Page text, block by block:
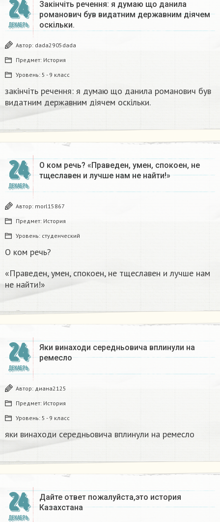
24
ДЕКАБРЬ
Закінчіть речення: я думаю що данила
романович був видатним державним діячем
оскільки.
Автор: dada2905dada
Предмет: История
Уровень: 5 - 9 класс
закінчіть речення: я думаю що данила романович був
видатним державним діячем оскільки.
24
ДЕКАБРЬ
О ком речь? «Праведен, умен, спокоен, не
тщеславен и лучше нам не найти!»
Автор: morl15867
Предмет: История
Уровень: студенческий
О ком речь?
«Праведен, умен, спокоен, не тщеславен и лучше нам
не найти!»
24
ДЕКАБРЬ
Яки винаходи середньовича вплинули на
ремесло
Автор: диана2125
Предмет: История
Уровень: 5 - 9 класс
яки винаходи середньовича вплинули на ремесло
24
ДЕКАБРЬ
Дайте ответ пожалуйста,это история
Казахстана